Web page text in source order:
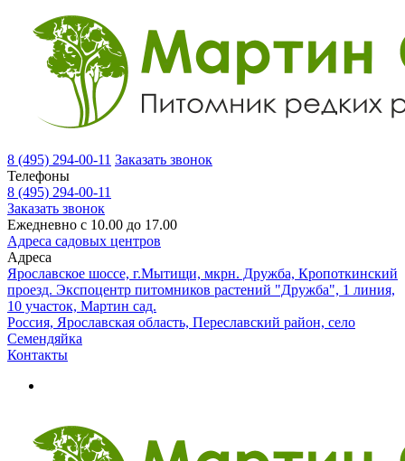
8 (495) 294-00-11 Заказать звонок
Телефоны
8 (495) 294-00-11
Заказать звонок
Ежедневно с 10.00 до 17.00
Адреса садовых центров
Адреса
Ярославское шоссе, г.Мытищи, мкрн. Дружба, Кропоткинский
проезд. Экспоцентр питомников растений "Дружба", 1 линия,
10 участок, Мартин сад.
Россия, Ярославская область, Переславский район, село
Семендяйка
Контакты